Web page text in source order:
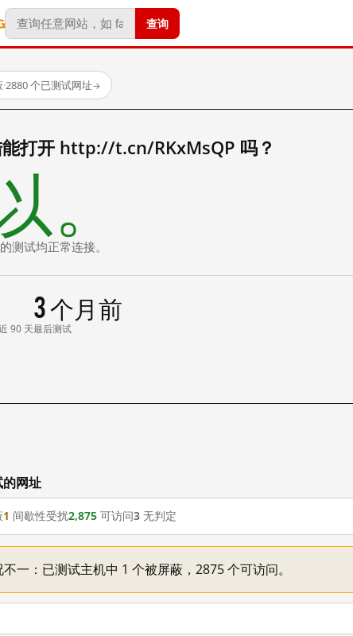
查询
·2880 个已测试网址→
打开 http://t.cn/RKxMsQP 吗？
。
测试均正常连接。
90 天
3 个月前
最后测试
网址
1 间歇性受扰2,875 可访问3 无判定
一：已测试主机中 1 个被屏蔽，2875 个可访问。